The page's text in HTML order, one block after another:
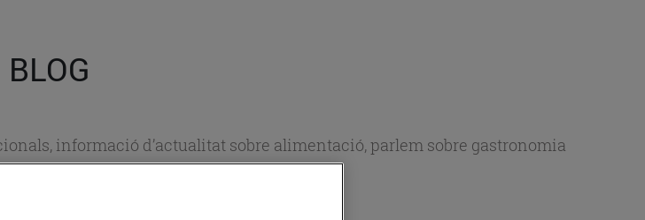
BLOG
informació d’actualitat sobre alimentació, parlem sobre gastronomia